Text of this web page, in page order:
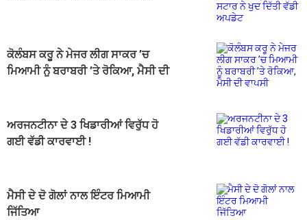
ਕੋਲੰਬਸ ਕਰੂ ਨੇ ਮੇਜਰ ਲੀਗ ਸਾਕਰ ’ਚ
ਮਿਆਮੀ ਨੂੰ ਬਰਾਬਰੀ ’ਤੇ ਰੋਕਿਆ, ਮੈਸੀ ਦੀ
ਅਰਜਨਟੀਨਾ ਦੇ 3 ਖਿਡਾਰੀਆਂ ਵਿਰੁੱਧ ਹੋ
ਗਈ ਵੱਡੀ ਕਾਰਵਾਈ !
ਮੈਸੀ ਦੇ ਦੋ ਗੋਲਾਂ ਨਾਲ ਇੰਟਰ ਮਿਆਮੀ
ਜਿੱਤਿਆ